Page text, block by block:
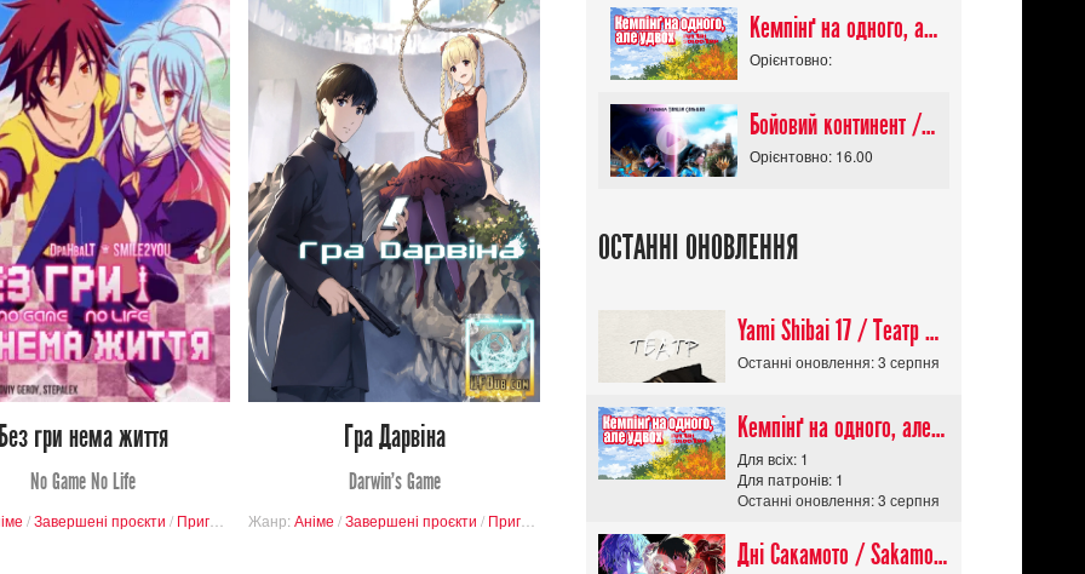
11 756
Переглядів
3 84
Без гри нема життя
No Game No Life
/Завершені проєкти / Пригоди Фантастика/Комедія
11 218
Переглядів
6 43
Гра Дарвіна
Darwin’s Game
Жанр: Аніме /Завершені проєкти / Пригоди
Кемпінґ на одного, але удвох / Futari Solo Camp
Орієнтовно:
Бойовий континент / Douluo Dalu
Орієнтовно: 16.00
ОСТАННІ ОНОВЛЕННЯ
Yami Shibai 17 / Театр Мороку 17
Останні оновлення: 3 серпня
Кемпінґ на одного, але удвох / Futari Solo Camp
Для всіх: 1
Для патронів: 1
Останні оновлення: 3 серпня
Дні Сакамото / Sakamoto Days (Сезон 1)